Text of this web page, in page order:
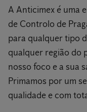
A Anticimex é uma
de Controlo de
para qualquer tipo
qualquer região do
nosso foco e a sua
Primamos por um
qualidade e com